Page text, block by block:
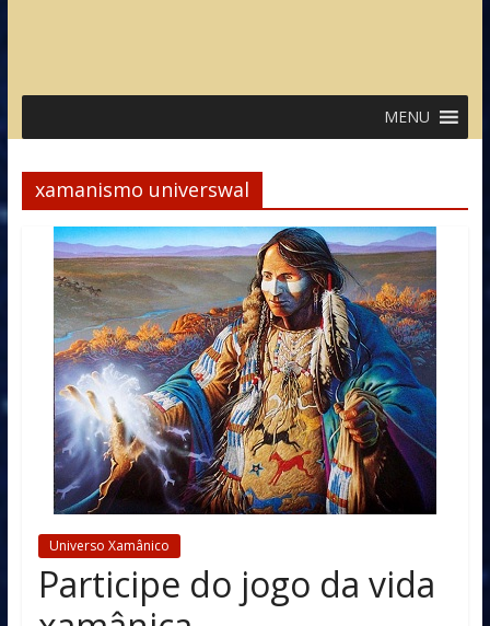
MENU
xamanismo universwal
Universo Xamânico
Participe do jogo da vida